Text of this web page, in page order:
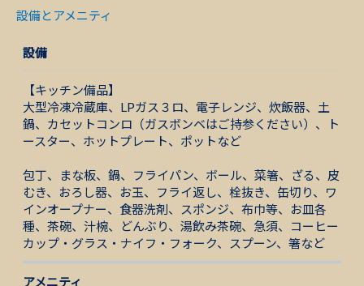
設備とアメニティ
設備
【キッチン備品】
大型冷凍冷蔵庫、LPガス３ロ、電子レンジ、炊飯器、土
鍋、カセットコンロ（ガスボンベはご持参ください）、ト
ースター、ホットプレート、ポットなど
包丁、まな板、鍋、フライパン、ボール、菜箸、ざる、皮
むき、おろし器、お玉、フライ返し、栓抜き、缶切り、ワ
インオープナー、食器洗剤、スポンジ、布巾等、お皿各
種、茶碗、汁椀、どんぶり、湯飲み茶碗、急須、コーヒー
カップ・グラス・ナイフ・フォーク、スプーン、箸など
アメニティ